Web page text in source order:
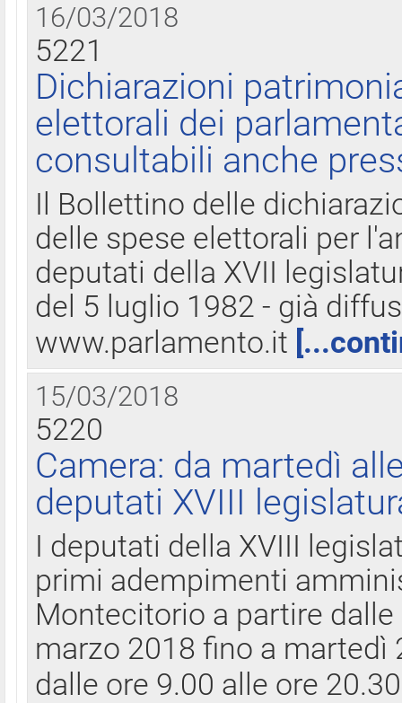
16/03/2018
5221
Dichiarazioni
elettorali dei
consultabili anche
Il Bollettino delle
delle spese elettorali per
deputati della XVII
del 5 luglio 1982 - già
www.parlamento.it
15/03/2018
5220
Camera: da martedì
deputati XVIII
I deputati della XVIII
primi adempimenti
Montecitorio a partire
marzo 2018 fino a
dalle ore 9.00 alle ore